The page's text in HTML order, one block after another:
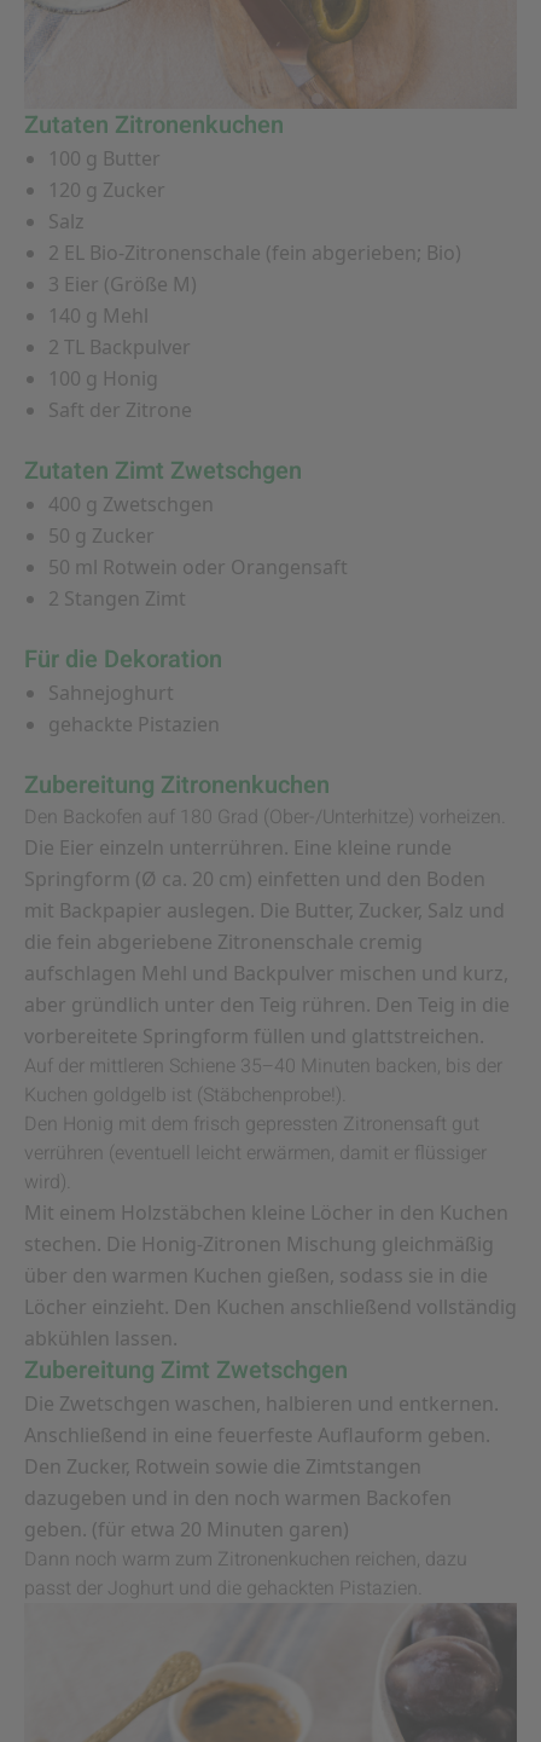
Zutaten Zitronenkuchen
100 g Butter
120 g Zucker
Salz
2 EL Bio-Zitronenschale (fein abgerieben; Bio)
3 Eier (Größe M)
140 g Mehl
2 TL Backpulver
100 g Honig
Saft der Zitrone
Zutaten Zimt Zwetschgen
400 g Zwetschgen
50 g Zucker
50 ml Rotwein oder Orangensaft
2 Stangen Zimt
Für die Dekoration
Sahnejoghurt
gehackte Pistazien
Zubereitung Zitronenkuchen
Den Backofen auf 180 Grad (Ober-/Unterhitze) vorheizen.
Die Eier einzeln unterrühren. Eine kleine runde
Springform (Ø ca. 20 cm) einfetten und den Boden
mit Backpapier auslegen. Die Butter, Zucker, Salz und
die fein abgeriebene Zitronenschale cremig
aufschlagen Mehl und Backpulver mischen und kurz,
aber gründlich unter den Teig rühren. Den Teig in die
vorbereitete Springform füllen und glattstreichen.
Auf der mittleren Schiene 35–40 Minuten backen, bis der
Kuchen goldgelb ist (Stäbchenprobe!).
Den Honig mit dem frisch gepressten Zitronensaft gut
verrühren (eventuell leicht erwärmen, damit er flüssiger
wird).
Mit einem Holzstäbchen kleine Löcher in den Kuchen
stechen. Die Honig-Zitronen Mischung gleichmäßig
über den warmen Kuchen gießen, sodass sie in die
Löcher einzieht. Den Kuchen anschließend vollständig
abkühlen lassen.
Zubereitung Zimt Zwetschgen
Die Zwetschgen waschen, halbieren und entkernen.
Anschließend in eine feuerfeste Auflauform geben.
Den Zucker, Rotwein sowie die Zimtstangen
dazugeben und in den noch warmen Backofen
geben. (für etwa 20 Minuten garen)
Dann noch warm zum Zitronenkuchen reichen, dazu
passt der Joghurt und die gehackten Pistazien.